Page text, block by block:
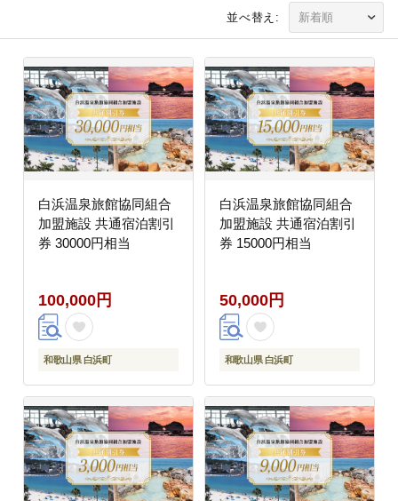
並べ替え:
白浜温泉旅館協同組合
加盟施設 共通宿泊割引
券 30000円相当
100,000円
和歌山県 白浜町
白浜温泉旅館協同組合
加盟施設 共通宿泊割引
券 15000円相当
50,000円
和歌山県 白浜町